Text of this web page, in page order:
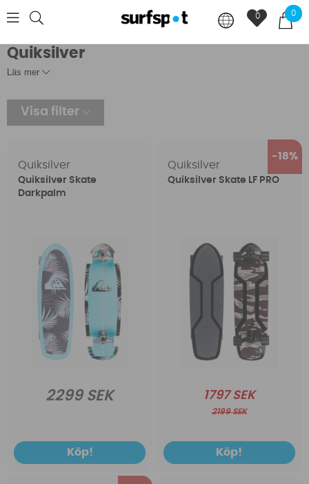
0
0
Quiksilver
Läs mer
Visa filter
Quiksilver
Quiksilver Skate
Darkpalm
2299 SEK
Köp!
Quiksilver
Quiksilver Skate LF PRO
18
1797 SEK
2199 SEK
Köp!